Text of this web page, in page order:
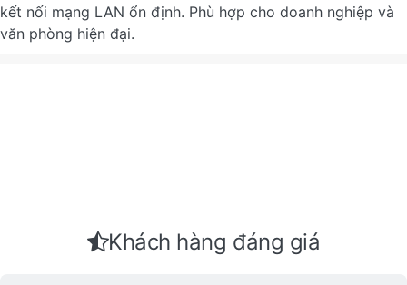
kết nối mạng LAN ổn định. Phù hợp cho doanh nghiệp và
văn phòng hiện đại.
Khách hàng đáng giá